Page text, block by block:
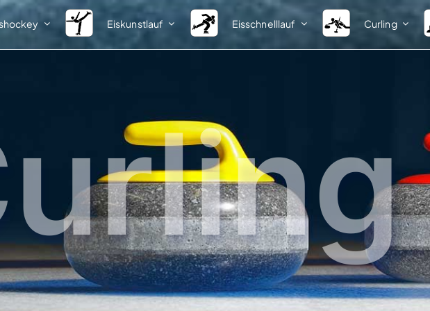
Eiskunstlauf Eisschnelllauf Curling
Spielbetrieb
1. Bundesliga
2. Bundesliga
Klasseneinteilungen
Pokale
Nachwuchs
Vorlagen
Ergebnisse
Talentförderlehrgänge
Förderlehrgang I
Teilnehmer
Ergebnisse
Spielsystem
Spielsystem
Damen Winter
Spielsystem